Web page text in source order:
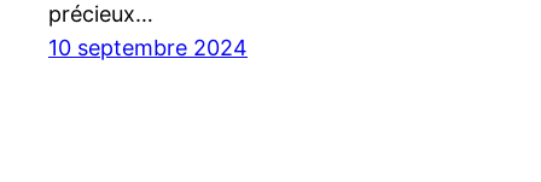
précieux…
10 septembre 2024